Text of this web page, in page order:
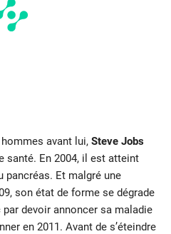
avant lui, Steve Jobs
santé. En 2004, il est atteint
pancréas. Et malgré une
son état de forme se dégrade
devoir annoncer sa maladie
en 2011. Avant de s’éteindre